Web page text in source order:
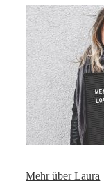
Mehr über Laura